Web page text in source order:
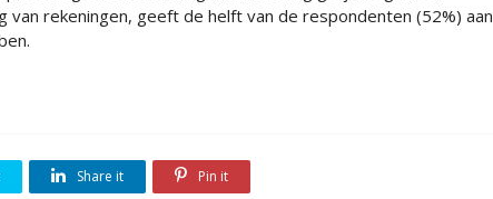
rekeningen, geeft de helft van de respondenten (52%) aan
Share it Pin it